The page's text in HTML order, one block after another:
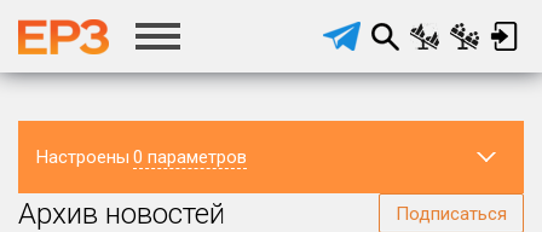
Настроены 0 параметров
Регион
Архив новостей Подписаться